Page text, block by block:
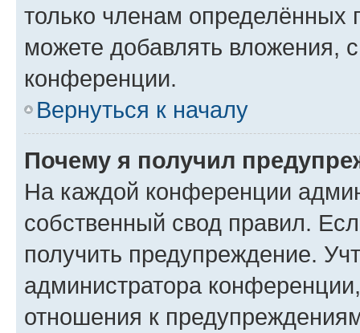
только членам определённых
можете добавлять вложения,
конференции.
Вернуться к началу
Почему я получил
На каждой конференции
собственный свод правил.
получить предупреждение.
администратора
отношения к